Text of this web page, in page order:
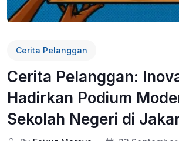
Cerita Pelanggan
Cerita Pelanggan:
Hadirkan Podium
Sekolah Negeri di